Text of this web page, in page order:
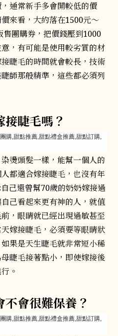
通常新手多會開較低的價
來看，大約落在1500元～
團購券，把價錢壓到1000
，有可能是使用較劣質的材
睫毛的時間就會較長，技術
師那般精準，這些都必須列
睫毛嗎？
燙頭髮一樣，能幫一個人的
都適合嫁接睫毛，也沒有年
己還曾幫70歲的奶奶嫁接過
己看起來更有神的人，就值
，眼睛就已經出現過敏甚至
嫁接睫毛，必須要等眼睛狀
果是天生睫毛就非常短小稀
睫毛接著點小，即使嫁接後
。
會很難保養？